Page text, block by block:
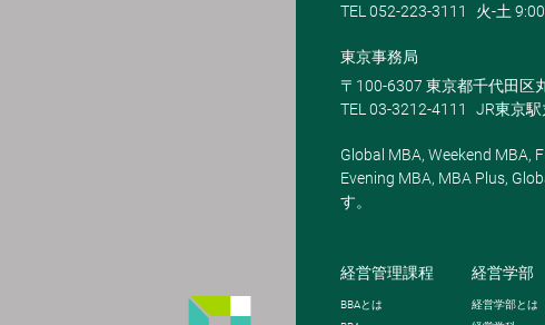
TEL 052-223-3111
火-土
東京事務局
〒100-6307 東京都千代田区
TEL 03-3212-4111
JR東京
Global MBA, Weekend MBA,
Evening MBA, MBA Plus,
す。
経営管理課程
BBAとは
経営学部
経営学部とは